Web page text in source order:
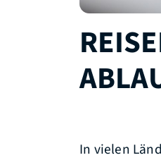
In vielen